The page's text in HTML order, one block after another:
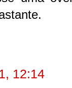
12:14